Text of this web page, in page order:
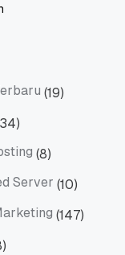
(19)
(8)
Server (10)
(147)